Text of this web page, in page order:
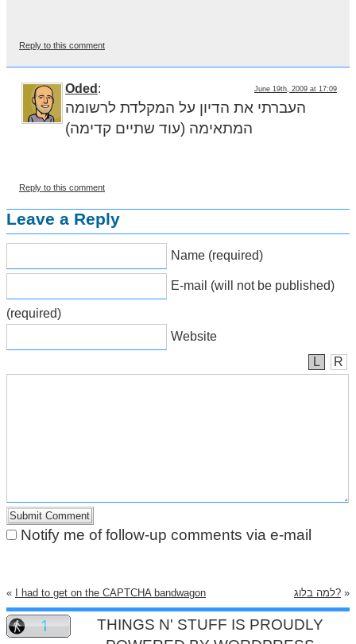
Reply to this comment
June 19th, 2009 at 17:09
Oded :
העברתי את הדיון על המקלדת לרשומה
המתאימה (עוד שתיים קדימה)
Reply to this comment
Leave a Reply
Name (required)
E-mail (will not be published)
(required)
Website
L
R
Notify me of follow-up comments via e-mail
« I had to get on the CAPTCHA bandwagon למה בלוג? »
THINGS N' STUFF IS PROUDLY